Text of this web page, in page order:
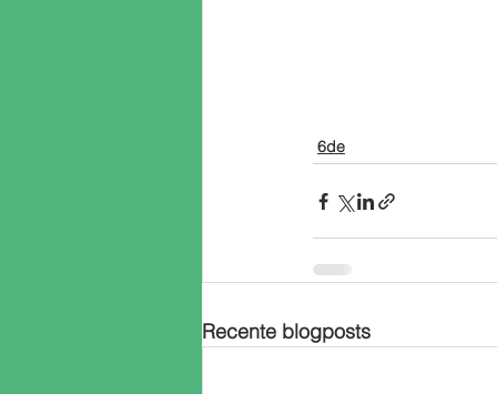
6de
Recente blogposts